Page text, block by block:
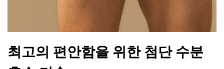
최고의 편안함을 위한 첨단 수분